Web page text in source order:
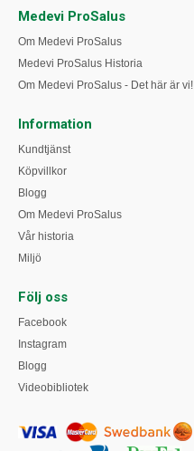
Medevi ProSalus
Om Medevi ProSalus
Medevi ProSalus Historia
Om Medevi ProSalus - Det här är vi!
Information
Kundtjänst
Köpvillkor
Blogg
Om Medevi ProSalus
Vår historia
Miljö
Följ oss
Facebook
Instagram
Blogg
Videobibliotek